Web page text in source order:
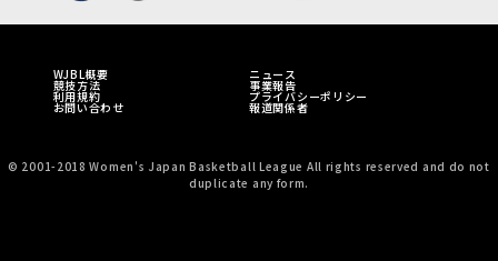
WJBL概要 ニュース
競技方法 事業報告
利用規約 プライバシーポリシー
お問い合わせ 報道関係者
© 2001-2018 Women's Japan Basketball League All rights reserved and do not
duplicate any form.